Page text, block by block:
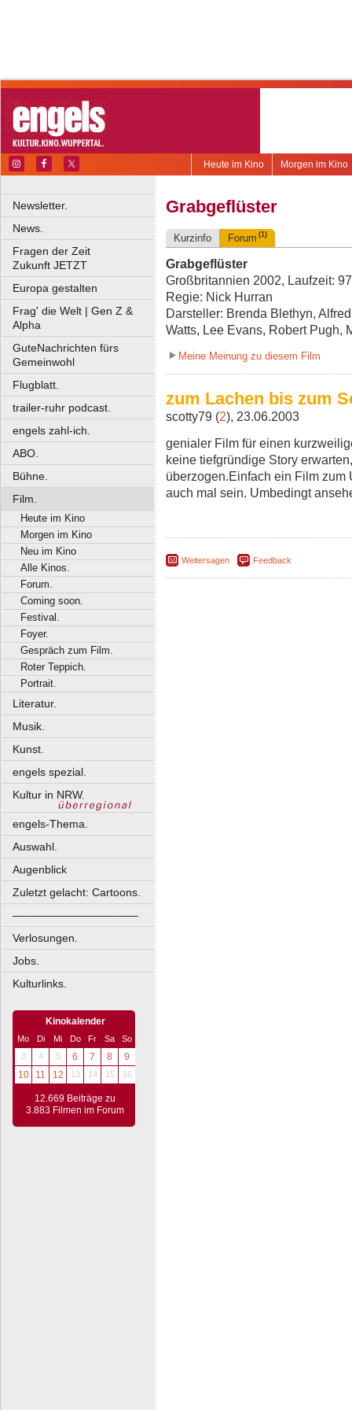
Morgen im Kino
Heute im Kino
Newsletter.
News.
Fragen der Zeit
Zukunft JETZT
Europa gestalten
Frag' die Welt | Gen Z &
Alpha
GuteNachrichten fürs
Gemeinwohl
Flugblatt.
trailer-ruhr podcast.
engels zahl-ich.
ABO.
Bühne.
Film.
Heute im Kino
Morgen im Kino
Neu im Kino
Alle Kinos.
Forum.
Coming soon.
Festival.
Foyer.
Gespräch zum Film.
Roter Teppich.
Portrait.
Literatur.
Musik.
Kunst.
engels spezial.
Kultur in NRW.
engels-Thema.
Auswahl.
Augenblick
Zuletzt gelacht: Cartoons.
––––––––––––––––––––
Verlosungen.
Jobs.
Kulturlinks.
Kinokalender
Mo Di Mi Do Fr Sa
So
3
4 5 6 7 8
9
10
11 12 13 14 15 16
12.669 Beiträge zu
3.883 Filmen im Forum
Grabgeflüster
Kurzinfo Forum (1)
Grabgeflüster
Großbritannien 2002, Laufzeit:
Regie: Nick Hurran
Darsteller: Brenda Blethyn,
Watts, Lee Evans, Robert Pugh,
Meine Meinung zu diesem Film
zum Lachen bis zum
scotty79 (2), 23.06.2003
genialer Film für einen
keine tiefgründige Story
überzogen.Einfach ein Film zum
auch mal sein. Umbedingt
Weitersagen Feedback